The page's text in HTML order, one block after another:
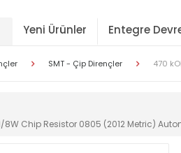
Yeni Ürünler Entegre
SMT - Çip Dirençler 470
8W Chip Resistor 0805 (2012 Metric)